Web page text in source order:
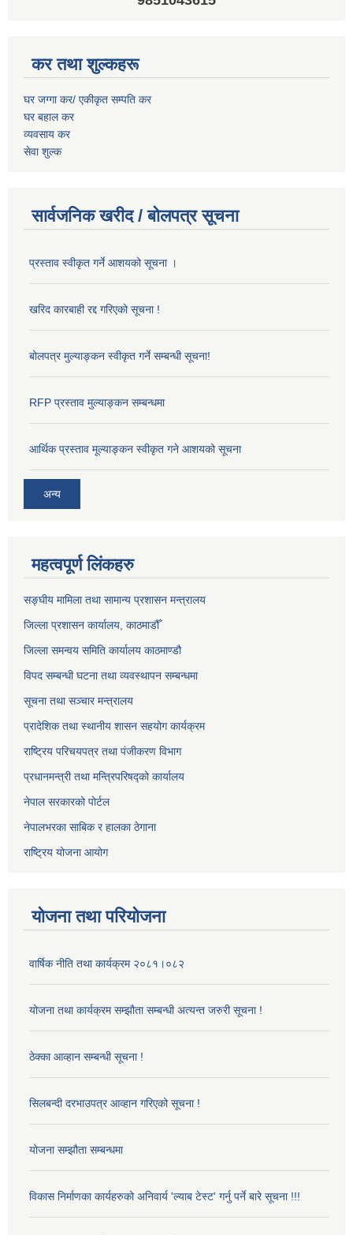
कर तथा शुल्कहरू
घर जग्गा कर/ एकीकृत सम्पति कर
घर बहाल कर
व्यवसाय कर
सेवा शुल्क
सार्वजनिक खरीद / बोलपत्र सूचना
प्रस्ताव स्वीकृत गर्ने आशयको सूचना ।
खरिद कारबाही रद्द गरिएको सूचना !
बोलपत्र मुल्याङ्कन स्वीकृत गर्ने सम्बन्धी सूचना!
RFP प्रस्ताव मुल्याङ्कन सम्बन्धमा
आर्थिक प्रस्ताव मूल्याङ्कन स्वीकृत गने आशयको सूचना
अन्य
महत्वपूर्ण लिंकहरु
सङ्‍घीय मामिला तथा सामान्य प्रशासन मन्त्रालय
जिल्ला प्रशासन कार्यालय, काठमाडौँ
जिल्ला समन्वय समिति कार्यालय काठमाण्ड‌ौ
विपद सम्बन्धी घटना तथा व्यवस्थापन सम्बन्धमा
सूचना तथा सञ्चार मन्त्रालय
प्रादेशिक तथा स्थानीय शासन सहयोग कार्यक्रम
राष्ट्रिय परिचयपत्र तथा पंजीकरण विभाग
प्रधानमन्त्री तथा मन्त्रिपरिषद्को कार्यालय
नेपाल सरकारको पोर्टल
नेपालभरका साबिक र हालका ठेगाना
राष्ट्रिय योजना आयोग
योजना तथा परियोजना
वार्षिक नीति तथा कार्यक्रम २०८१।०८२
योजना तथा कार्यक्रम सम्झौता सम्बन्धी अत्यन्त जरुरी सूचना !
ठेक्का आव्हान सम्बन्धी सूचना !
सिलबन्दी दरभाउपत्र आव्हान गरिएको सूचना !
योजना सम्झौता सम्बन्धमा
विकास निर्माणका कार्यहरुको अनिवार्य 'ल्याब टेस्ट' गर्नु पर्ने बारे सूचना !!!